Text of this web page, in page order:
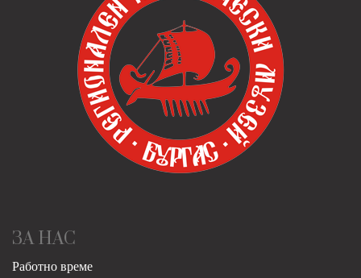
ЗА НАС
Работно време